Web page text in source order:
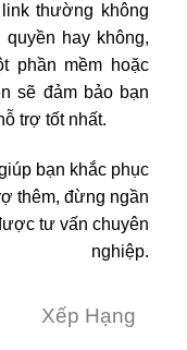
thường không
hay không,
phần mềm hoặc
sẽ đảm bảo bạn
trợ tốt nhất.
bạn khắc phục
thêm, đừng ngần
tư vấn chuyên
nghiệp.
Xếp Hạng